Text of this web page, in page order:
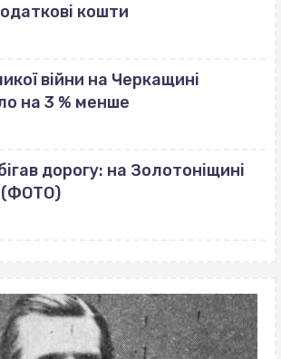
кошти
війни на Черкащині
на 3 % менше
дорогу: на Золотоніщині
(ФОТО)